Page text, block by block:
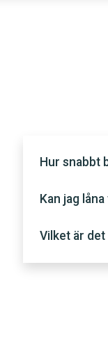
Hur snabbt
Kan jag
Vilket är det